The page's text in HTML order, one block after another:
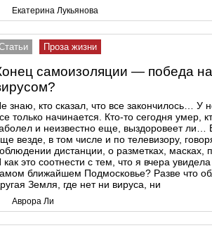
Екатерина Лукьянова
Проза жизни
самоизоляции — победа
знаю, кто сказал, что все закончилось… У
только начинается. Кто-то сегодня умер,
и неизвестно еще, выздоровеет ли…
везде, в том числе и по телевизору,
дистанции, о разметках, масках,
как это соотнести с тем, что я вчера
ближайшем Подмосковье? Разве что
Земля, где нет ни вируса, ни
Аврора Ли